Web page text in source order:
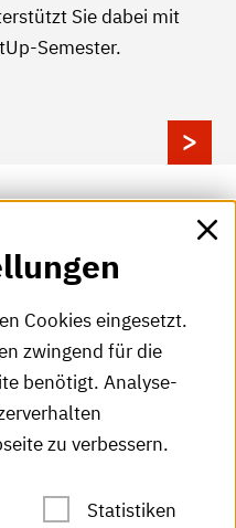
Sie dabei mit
Semester.
Cookies eingesetzt.
zwingend für die
benötigt. Analyse-
zu verbessern.
Statistiken